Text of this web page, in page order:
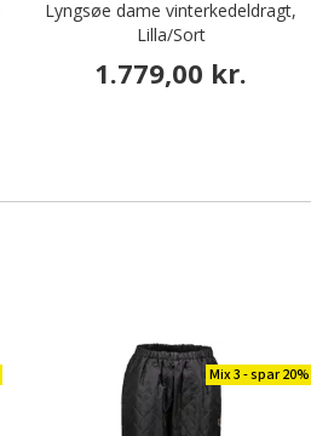
Lyngsøe dame vinterkedeldragt,
Lilla/Sort
1.779,00 kr.
Mix 3 - spar 20%